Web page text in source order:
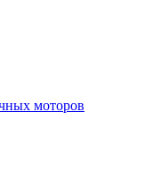
моторов